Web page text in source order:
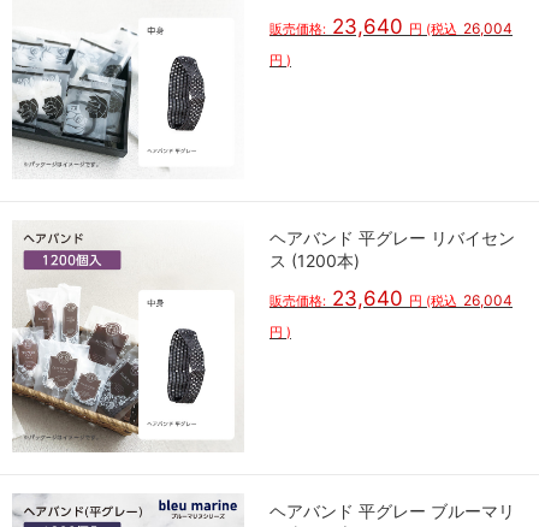
販売価格: 23,640 円 (税込 26,004
円 )
ヘアバンド 平グレー リバイセン
ス (1200本)
販売価格: 23,640 円 (税込 26,004
円 )
ヘアバンド 平グレー ブルーマリ